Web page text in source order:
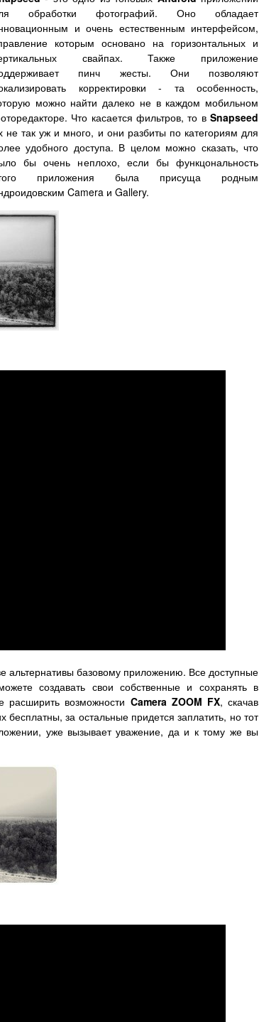
обработки фотографий. Оно обладает
и очень естественным интерфейсом,
которым основано на горизонтальных и
свайпах. Также приложение
пинч жесты. Они позволяют
корректировки - та особенность,
можно найти далеко не в каждом мобильном
Что касается фильтров, то в Snapseed
не так уж и много, и они разбиты по категориям для
удобного доступа. В целом можно сказать, что
бы очень неплохо, если бы функцональность
приложения была присуща родным
Camera и Gallery.
альтернативы базовому приложению. Все доступные
создавать свои собственные и сохранять в
расширить возможности Camera ZOOM FX, скачав
бесплатны, за остальные придется заплатить, но тот
уже вызывает уважение, да и к тому же вы